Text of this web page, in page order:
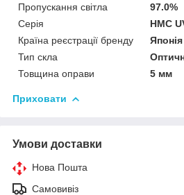
Пропускання світла
97.0%
Серія
HMC
Країна реєстрації бренду
Японія
Тип скла
Товщина оправи
5 мм
Приховати
Умови доставки
Нова Пошта
Самовивіз